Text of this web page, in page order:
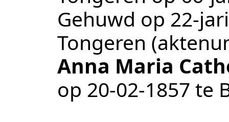
Gehuwd op 22-
Tongeren
Anna Maria
op 20‑02‑1857 te